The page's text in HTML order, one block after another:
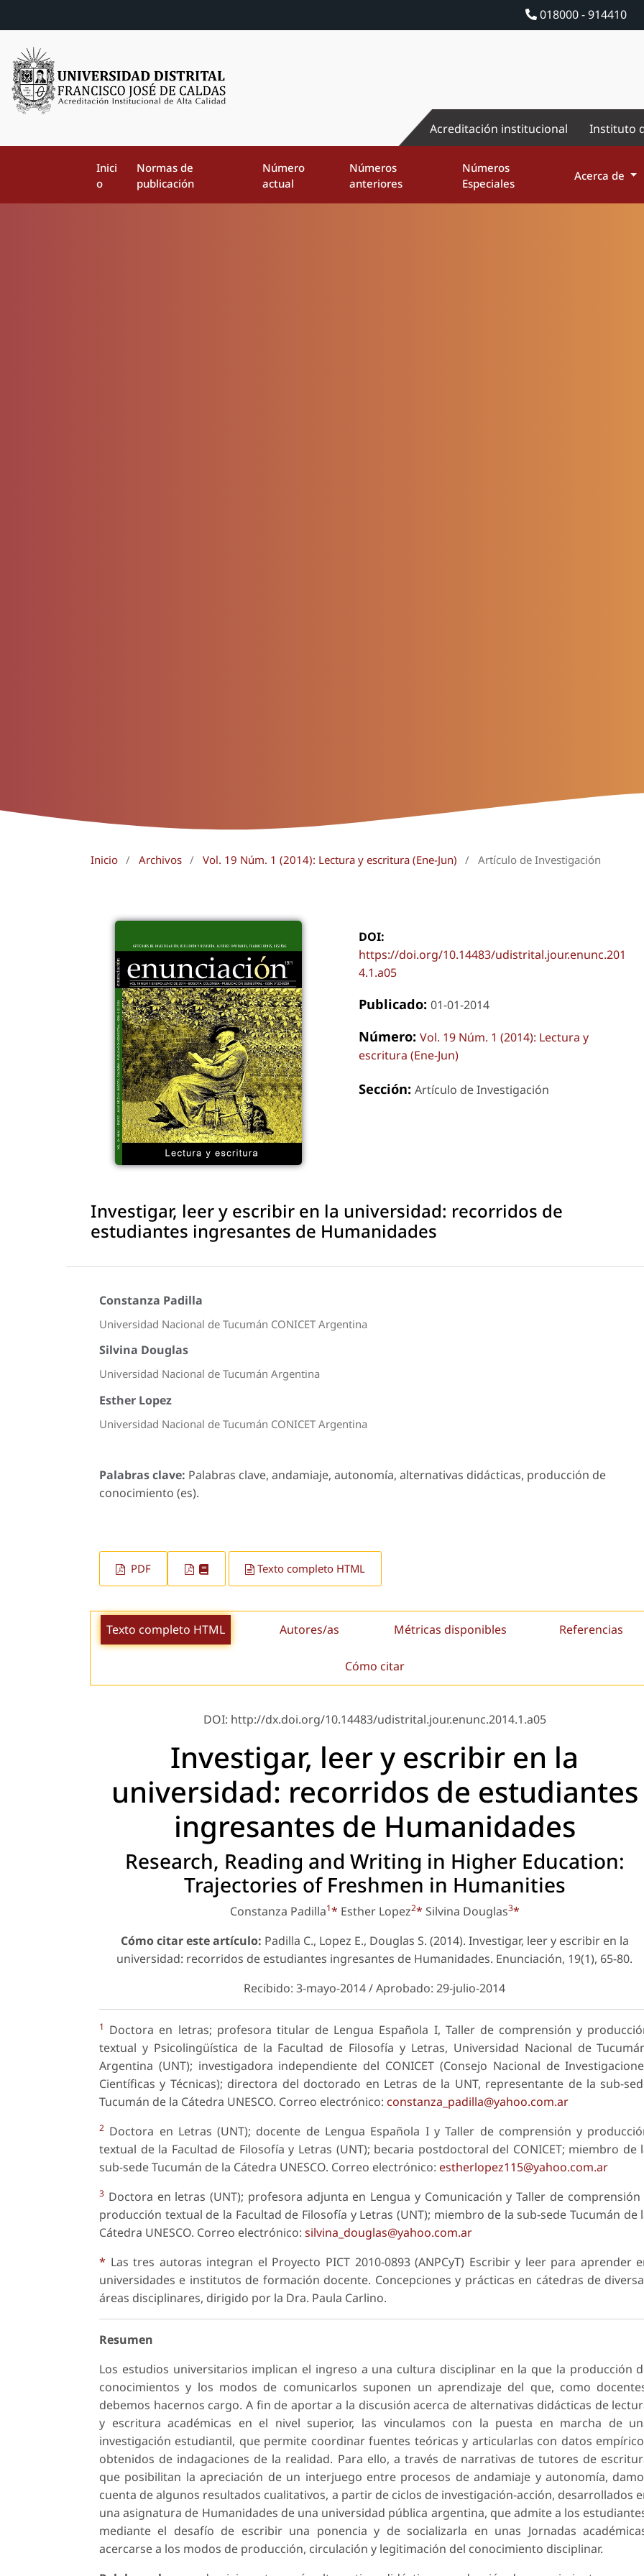
018000 - 914410
Acreditación institucional Instituto
Inici
o
Normas de
publicación
Número
actual
Números
anteriores
Números
Especiales
Acerca de
Inicio / Archivos / Vol. 19 Núm. 1 (2014): Lectura y escritura (Ene-Jun) / Artículo de Investigación
DOI:
https://doi.org/10.14483/udistrital.jour.enunc.201
4.1.a05
Publicado: 01-01-2014
Número: Vol. 19 Núm. 1 (2014): Lectura y
escritura (Ene-Jun)
Sección: Artículo de Investigación
Investigar, leer y escribir en la universidad: recorridos de
estudiantes ingresantes de Humanidades
Constanza Padilla
Universidad Nacional de Tucumán CONICET Argentina
Silvina Douglas
Universidad Nacional de Tucumán Argentina
Esther Lopez
Universidad Nacional de Tucumán CONICET Argentina
Palabras clave: Palabras clave, andamiaje, autonomía, alternativas didácticas, producción de
conocimiento (es).
PDF Texto completo HTML
Texto completo HTML Autores/as Métricas disponibles Referencias
Cómo citar
DOI: http://dx.doi.org/10.14483/udistrital.jour.enunc.2014.1.a05
Investigar, leer y escribir en la
universidad: recorridos de estudiantes
ingresantes de Humanidades
Research, Reading and Writing in Higher Education:
Trajectories of Freshmen in Humanities
Constanza Padilla1* Esther Lopez2* Silvina Douglas3*
Cómo citar este artículo: Padilla C., Lopez E., Douglas S. (2014). Investigar, leer y escribir en la
universidad: recorridos de estudiantes ingresantes de Humanidades. Enunciación, 19(1), 65-80.
Recibido: 3-mayo-2014 / Aprobado: 29-julio-2014
1 Doctora en letras; profesora titular de Lengua Española I, Taller de comprensión y
textual y Psicolingüística de la Facultad de Filosofía y Letras, Universidad Nacional de
Argentina (UNT); investigadora independiente del CONICET (Consejo Nacional de
Científicas y Técnicas); directora del doctorado en Letras de la UNT, representante de la sub-
Tucumán de la Cátedra UNESCO. Correo electrónico: constanza_padilla@yahoo.com.ar
2 Doctora en Letras (UNT); docente de Lengua Española I y Taller de comprensión y
textual de la Facultad de Filosofía y Letras (UNT); becaria postdoctoral del CONICET; miembro de
sub-sede Tucumán de la Cátedra UNESCO. Correo electrónico: estherlopez115@yahoo.com.ar
3 Doctora en letras (UNT); profesora adjunta en Lengua y Comunicación y Taller de comprensión
producción textual de la Facultad de Filosofía y Letras (UNT); miembro de la sub-sede Tucumán de
Cátedra UNESCO. Correo electrónico: silvina_douglas@yahoo.com.ar
* Las tres autoras integran el Proyecto PICT 2010-0893 (ANPCyT) Escribir y leer para aprender
universidades e institutos de formación docente. Concepciones y prácticas en cátedras de
áreas disciplinares, dirigido por la Dra. Paula Carlino.
Resumen
Los estudios universitarios implican el ingreso a una cultura disciplinar en la que la producción
conocimientos y los modos de comunicarlos suponen un aprendizaje del que, como
debemos hacernos cargo. A fin de aportar a la discusión acerca de alternativas didácticas de
y escritura académicas en el nivel superior, las vinculamos con la puesta en marcha de
investigación estudiantil, que permite coordinar fuentes teóricas y articularlas con datos
obtenidos de indagaciones de la realidad. Para ello, a través de narrativas de tutores de
que posibilitan la apreciación de un interjuego entre procesos de andamiaje y autonomía,
cuenta de algunos resultados cualitativos, a partir de ciclos de investigación-acción, desarrollados
una asignatura de Humanidades de una universidad pública argentina, que admite a los
mediante el desafío de escribir una ponencia y de socializarla en unas Jornadas
acercarse a los modos de producción, circulación y legitimación del conocimiento disciplinar.